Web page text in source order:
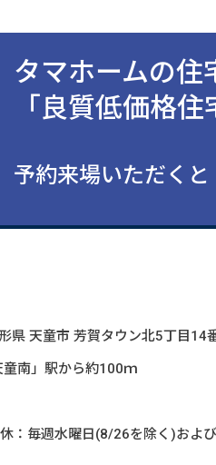
よくあるご質問
タマホームの住
「良質低価格
予約来場いただくと
県 天童市 芳賀タウン北5丁目14
南」駅から約100ｍ
毎週水曜日(8/26を除く)およ